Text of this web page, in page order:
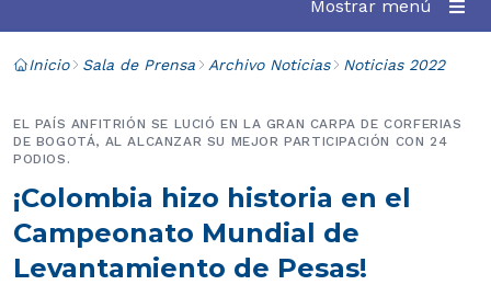
Mostrar menú
Inicio Sala de Prensa Archivo Noticias Noticias 2022
¡Colombia hizo historia en el
Campeonato Mundial de
Levantamiento de Pesas!
EL PAÍS ANFITRIÓN SE LUCIÓ EN LA GRAN CARPA DE CORFERIAS
DE BOGOTÁ, AL ALCANZAR SU MEJOR PARTICIPACIÓN CON 24
PODIOS.